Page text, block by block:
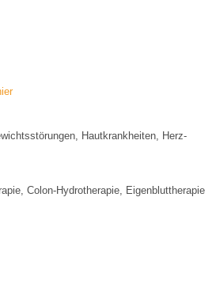
Hautkrankheiten, Herz-
Colon-Hydrotherapie, Eigenbluttherapie